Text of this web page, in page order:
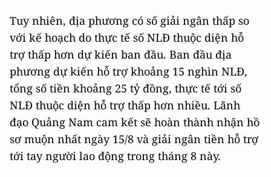
Tuy nhiên, địa phương có số giải ngân thấp so
với kế hoạch do thực tế số NLĐ thuộc diện hỗ
trợ thấp hơn dự kiến ban đầu. Ban đầu địa
phương dự kiến hỗ trợ khoảng 15 nghìn NLĐ,
tổng số tiền khoảng 25 tỷ đồng, thực tế tới số
NLĐ thuộc diện hỗ trợ thấp hơn nhiều. Lãnh
đạo Quảng Nam cam kết sẽ hoàn thành nhận hồ
sơ muộn nhất ngày 15/8 và giải ngân tiền hỗ trợ
tới tay người lao động trong tháng 8 này.